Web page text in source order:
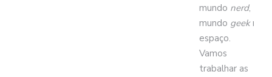
mundo nerd,
mundo geek
espaço.
Vamos
trabalhar as